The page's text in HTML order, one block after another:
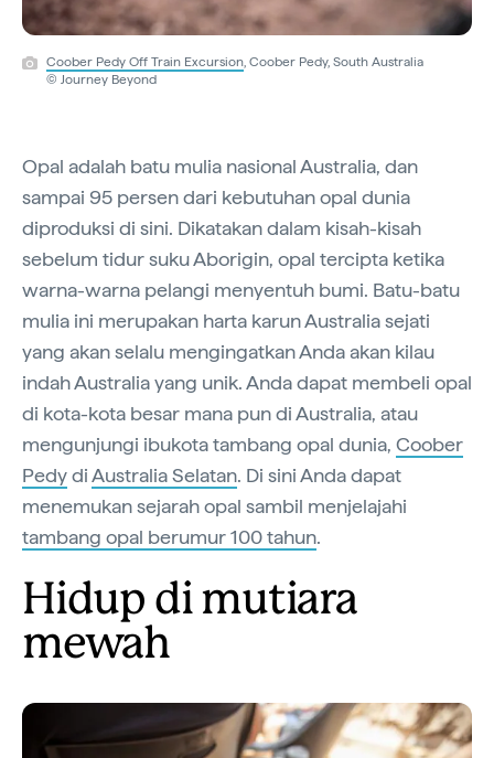
Coober Pedy Off Train Excursion, Coober Pedy, South Australia
© Journey Beyond
Opal adalah batu mulia nasional Australia, dan
sampai 95 persen dari kebutuhan opal dunia
diproduksi di sini. Dikatakan dalam kisah-kisah
sebelum tidur suku Aborigin, opal tercipta ketika
warna-warna pelangi menyentuh bumi. Batu-batu
mulia ini merupakan harta karun Australia sejati
yang akan selalu mengingatkan Anda akan kilau
indah Australia yang unik. Anda dapat membeli opal
di kota-kota besar mana pun di Australia, atau
mengunjungi ibukota tambang opal dunia, Coober
PedydiAustralia Selatan. Di sini Anda dapat
menemukan sejarah opal sambil menjelajahi
tambang opal berumur 100 tahun.
Hidup di mutiara
mewah